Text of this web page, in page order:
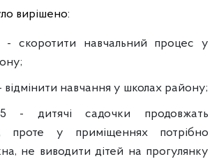
вирішено:
- скоротити навчальний процес у
відмінити навчання у школах району;
- дитячі садочки продовжать
проте у приміщеннях потрібно
не виводити дітей на прогулянку